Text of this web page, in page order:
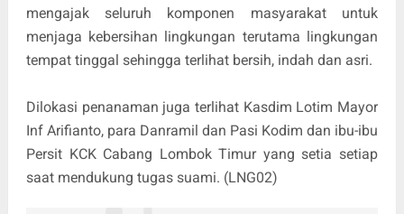
mengajak seluruh komponen masyarakat untuk
menjaga kebersihan lingkungan terutama lingkungan
tempat tinggal sehingga terlihat bersih, indah dan asri.
Dilokasi penanaman juga terlihat Kasdim Lotim Mayor
Inf Arifianto, para Danramil dan Pasi Kodim dan ibu-ibu
Persit KCK Cabang Lombok Timur yang setia setiap
saat mendukung tugas suami. (LNG02)